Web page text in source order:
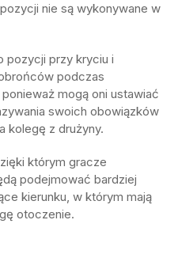
nie są wykonywane w
pozycji przy kryciu i
podczas
mogą oni ustawiać
swoich obowiązków
kolegę z drużyny.
którym gracze
podejmować bardziej
kierunku, w którym mają
otoczenie.